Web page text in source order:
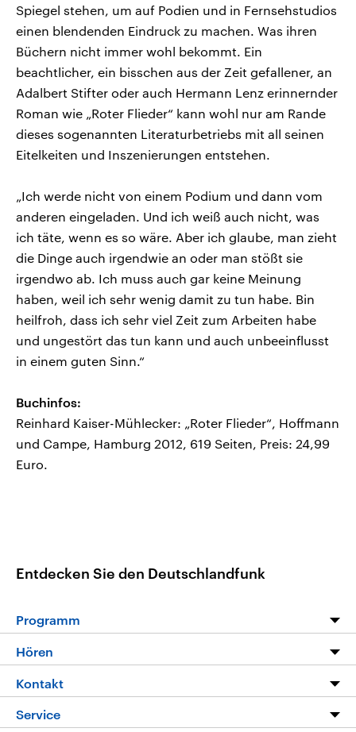
Spiegel stehen, um auf Podien und in Fernsehstudios
einen blendenden Eindruck zu machen. Was ihren
Büchern nicht immer wohl bekommt. Ein
beachtlicher, ein bisschen aus der Zeit gefallener, an
Adalbert Stifter oder auch Hermann Lenz erinnernder
Roman wie „Roter Flieder“ kann wohl nur am Rande
dieses sogenannten Literaturbetriebs mit all seinen
Eitelkeiten und Inszenierungen entstehen.
„Ich werde nicht von einem Podium und dann vom
anderen eingeladen. Und ich weiß auch nicht, was
ich täte, wenn es so wäre. Aber ich glaube, man zieht
die Dinge auch irgendwie an oder man stößt sie
irgendwo ab. Ich muss auch gar keine Meinung
haben, weil ich sehr wenig damit zu tun habe. Bin
heilfroh, dass ich sehr viel Zeit zum Arbeiten habe
und ungestört das tun kann und auch unbeeinflusst
in einem guten Sinn.“
Buchinfos:
Reinhard Kaiser-Mühlecker: „Roter Flieder“, Hoffmann
und Campe, Hamburg 2012, 619 Seiten, Preis: 24,99
Euro.
Entdecken Sie den Deutschlandfunk
Programm
Die Nachrichten
Nachrichtenleicht
Hören
Livestream
Podcasts
Kontakt
Hörerservice
Service